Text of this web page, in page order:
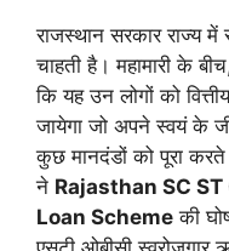
राजस्थान सरकार राज्य
चाहती है। महामारी के
कि यह उन लोगों को
जायेगा जो अपने स्वयं के
कुछ मानदंडों को पूरा
ने Rajasthan SC
Loan Scheme की